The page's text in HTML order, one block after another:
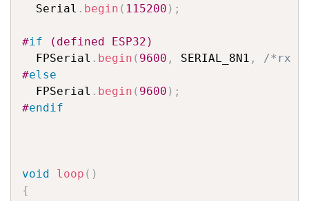
  Serial
. begin ( 115200 ) ;
#if (defined ESP32)
  FPSerial
. begin ( 9600 , SERIAL_8N1 ,
/*rx
#else
  FPSerial
. begin ( 9600 ) ;
#endif
void loop ( )
{